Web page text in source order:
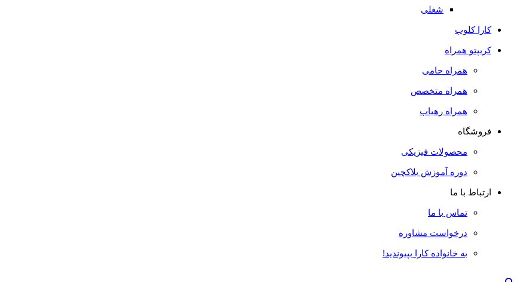
شغلی
کارا کلوب
کریپتو همراه
همراه حامی
همراه متخصص
همراه رهیاب
فروشگاه
محصولات فیزیکی
دوره آموزش بلاکچین
ارتباط با ما
تماس با ما
درخواست مشاوره
به خانواده کارا بپیوندید!